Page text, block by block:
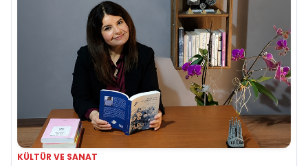
KÜLTÜR VE SANAT